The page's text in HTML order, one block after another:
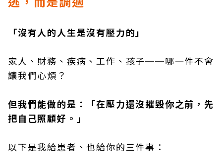
「沒有人的人生是沒有壓力的」
家人、財務、疾病、工作、孩子──哪一件不會
讓我們心煩？
但我們能做的是：「在壓力還沒摧毀你之前，先
把自己照顧好。」
以下是我給患者、也給你的三件事：